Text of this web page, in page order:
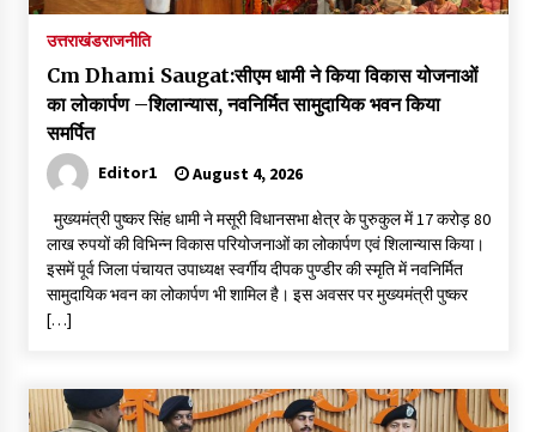
उत्तराखंडराजनीति
Cm Dhami Saugat:सीएम धामी ने किया विकास योजनाओं
का लोकार्पण –शिलान्यास, नवनिर्मित सामुदायिक भवन किया
समर्पित
Editor1 August 4, 2026
मुख्यमंत्री पुष्कर सिंह धामी ने मसूरी विधानसभा क्षेत्र के पुरुकुल में 17 करोड़ 80
लाख रुपयों की विभिन्न विकास परियोजनाओं का लोकार्पण एवं शिलान्यास किया।
इसमें पूर्व जिला पंचायत उपाध्यक्ष स्वर्गीय दीपक पुण्डीर की स्मृति में नवनिर्मित
सामुदायिक भवन का लोकार्पण भी शामिल है। इस अवसर पर मुख्यमंत्री पुष्कर
[…]